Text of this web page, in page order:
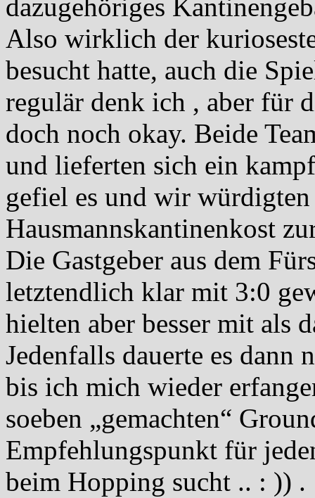
dazugehöriges
Also wirklich der
besucht hatte, auch die
regulär denk ich , aber für
doch noch okay. Beide
und lieferten sich ein
gefiel es und wir
Hausmannskantinenkost
Die Gastgeber aus dem
letztendlich klar mit 3:0
hielten aber besser mit als
Jedenfalls dauerte es
bis ich mich wieder
soeben „gemachten“
Empfehlungspunkt für
beim Hopping sucht .. : )) .